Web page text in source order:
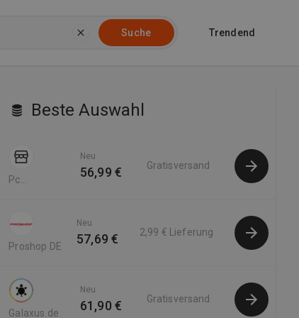
Suche Trendend
Beste Auswahl
Pc
Neu
56,99 € Gratisversand
Proshop DE
Neu
57,69 € 2,99 € Lieferung
Galaxus.de
Neu
61,90 € Gratisversand